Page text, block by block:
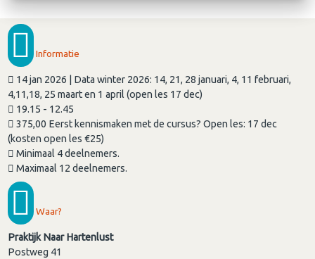
Informatie
14 jan 2026 | Data winter 2026: 14, 21, 28 januari, 4, 11 februari,
4,11,18, 25 maart en 1 april (open les 17 dec)
19.15 - 12.45
375,00 Eerst kennismaken met de cursus? Open les: 17 dec
(kosten open les €25)
Minimaal 4 deelnemers.
Maximaal 12 deelnemers.
Waar?
Praktijk Naar Hartenlust
Postweg 41